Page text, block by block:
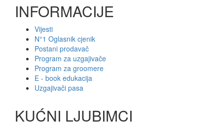
INFORMACIJE
Vijesti
N°1 Oglasnik cjenik
Postani prodavač
Program za uzgajivače
Program za groomere
E - book edukacija
Uzgajivači pasa
KUĆNI LJUBIMCI